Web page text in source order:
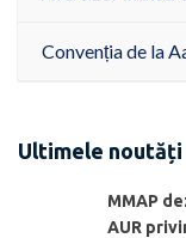
Convenția de la
Ultimele noutăți
MMAP
AUR